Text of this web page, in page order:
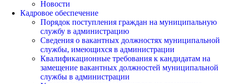
Новости
Кадровое обеспечение
Порядок поступления граждан на муниципальную
службу в администрацию
Сведения о вакантных должностях муниципальной
службы, имеющихся в администрации
Квалификационные требования к кандидатам на
замещение вакантных должностей муниципальной
службы в администрации